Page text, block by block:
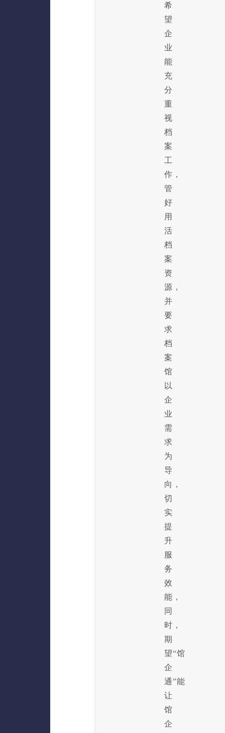
希
望
企
业
能
充
分
重
视
档
案
工
作，
管
好
用
活
档
案
资
源，
并
要
求
档
案
馆
以
企
业
需
求
为
导
向，
切
实
提
升
服
务
效
能，
同
时，
期
望“馆
企
通”能
让
馆
企